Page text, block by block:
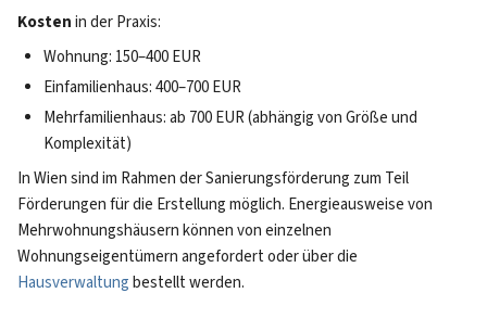
Kostenin der Praxis:
Wohnung: 150–400 EUR
Einfamilienhaus: 400–700 EUR
Mehrfamilienhaus: ab 700 EUR (abhängig von Größe und
Komplexität)
In Wien sind im Rahmen der Sanierungsförderung zum Teil
Förderungen für die Erstellung möglich. Energieausweise von
Mehrwohnungshäusern können von einzelnen
Wohnungseigentümern angefordert oder über die
Hausverwaltungbestellt werden.